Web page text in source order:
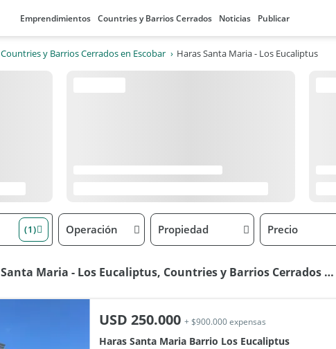
Emprendimientos Countries y Barrios Cerrados Noticias Publicar
Countries y Barrios Cerrados en Escobar Haras Santa Maria - Los Eucaliptus
(1) Operación Propiedad Precio
21 Propiedades e Inmuebles en Haras Santa Maria - Los Eucaliptus, Countries y Barrios Cerrados en Escobar
USD 250.000 + $900.000 expensas
Haras Santa Maria Barrio Los Eucaliptus